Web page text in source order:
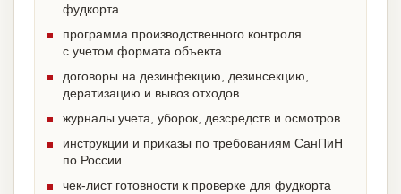
фудкорта
программа производственного контроля
с учетом формата объекта
договоры на дезинфекцию, дезинсекцию,
дератизацию и вывоз отходов
журналы учета, уборок, дезсредств и осмотров
инструкции и приказы по требованиям СанПиН
по России
чек-лист готовности к проверке для фудкорта